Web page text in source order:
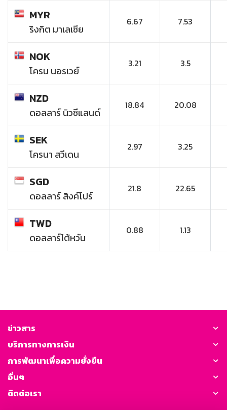
MYR
ริงกิต มาเลเซีย
6.67 7.53
NOK
โครน นอรเวย์
3.21 3.5
NZD
ดอลลาร์ นิวซีแลนด์
18.84 20.08
SEK
โครนา สวีเดน
2.97 3.25
SGD
ดอลลาร์ สิงค์โปร์
21.8 22.65
TWD
ดอลลาร์ไต้หวัน
0.88 1.13
ข่าวสาร
บริการทางการเงิน
การพัฒนาเพื่อความยั่งยืน
อื่นๆ
ติดต่อเรา